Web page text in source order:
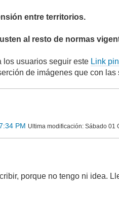
entre territorios.
al resto de normas
los usuarios seguir este Link
de imágenes que con
PM Ultima modificación: Sábado 01
porque no tengo ni idea.